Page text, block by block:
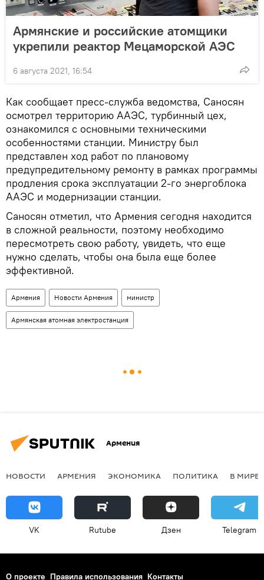
Армянские и российские атомщики
укрепили реактор Мецаморской АЭС
6 августа 2021, 16:54
Как сообщает пресс-служба ведомства, Саносян
осмотрел территорию ААЭС, турбинный цех,
ознакомился с основными техническими
особенностями станции. Министру был
представлен ход работ по плановому
предупредительному ремонту в рамках программы
продления срока эксплуатации 2-го энергоблока
ААЭС и модернизации станции.
Саносян отметил, что Армения сегодня находится
в сложной реальности, поэтому необходимо
пересмотреть свою работу, увидеть, что еще
нужно сделать, чтобы она была еще более
эффективной.
Армения Новости Армения министр
Армянская атомная электростанция
Армения
НОВОСТИ АРМЕНИЯ ЭКОНОМИКА ПОЛИТИКА В МИРЕ
VK Rutube Дзен Telegram
О проекте Правила использования Контакты